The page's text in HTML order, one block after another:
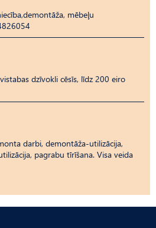
mēbeļu
dzīvokli cēsīs, līdz 200 eiro
darbi, demontāža-utilizācija,
pagrabu tīrīšana. Visa veida